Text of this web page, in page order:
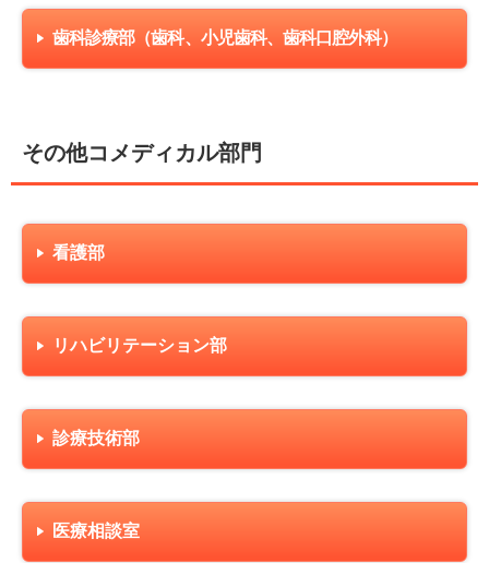
歯科診療部（歯科、小児歯科、歯科口腔外科）
その他コメディカル部門
看護部
リハビリテーション部
診療技術部
医療相談室